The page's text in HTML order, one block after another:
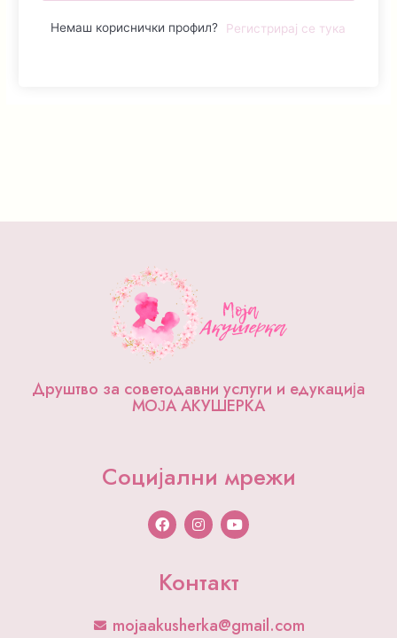
Немаш кориснички профил? Регистрирај се тука
Друштво за советодавни услуги и едукација
МОЈА АКУШЕРКА
Социјални мрежи
F
a
c
b
o
I
n
s
g
a
m
Y
o
u
b
Контакт
mojaakusherka@gmail.com